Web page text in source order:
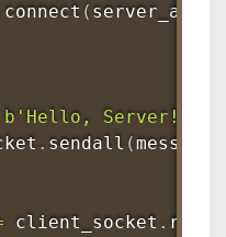
connect (
b'Hello, Server!'
. sendall (message
client_socket . recv